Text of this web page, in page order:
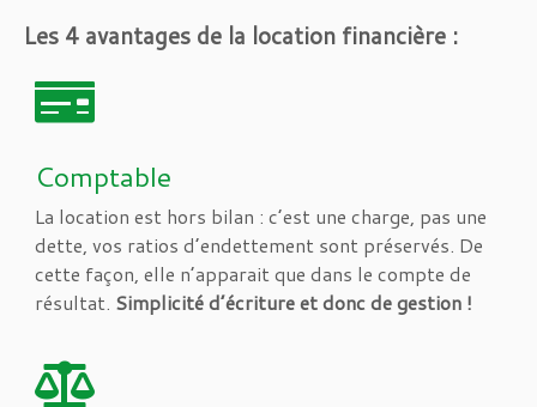
Les 4 avantages de la location financière :
Comptable
La location est hors bilan : c’est une charge, pas une
dette, vos ratios d’endettement sont préservés. De
cette façon, elle n’apparait que dans le compte de
résultat. Simplicité d’écriture et donc de gestion !